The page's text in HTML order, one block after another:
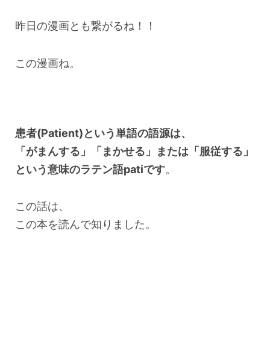
昨日の漫画とも繋がるね！！
この漫画ね。
患者(Patient)という単語の語源は、
「がまんする」「まかせる」または「服従する」
という意味のラテン語patiです。
この話は、
この本を読んで知りました。